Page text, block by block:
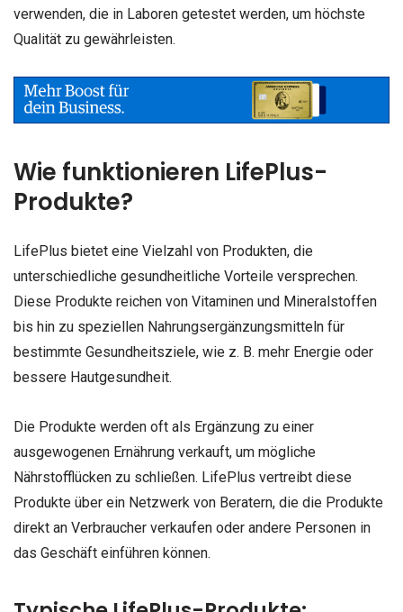
verwenden, die in Laboren getestet werden, um höchste
Qualität zu gewährleisten.
Wie funktionieren LifePlus-
Produkte?
LifePlus bietet eine Vielzahl von Produkten, die
unterschiedliche gesundheitliche Vorteile versprechen.
Diese Produkte reichen von Vitaminen und Mineralstoffen
bis hin zu speziellen Nahrungsergänzungsmitteln für
bestimmte Gesundheitsziele, wie z. B. mehr Energie oder
bessere Hautgesundheit.
Die Produkte werden oft als Ergänzung zu einer
ausgewogenen Ernährung verkauft, um mögliche
Nährstofflücken zu schließen. LifePlus vertreibt diese
Produkte über ein Netzwerk von Beratern, die die Produkte
direkt an Verbraucher verkaufen oder andere Personen in
das Geschäft einführen können.